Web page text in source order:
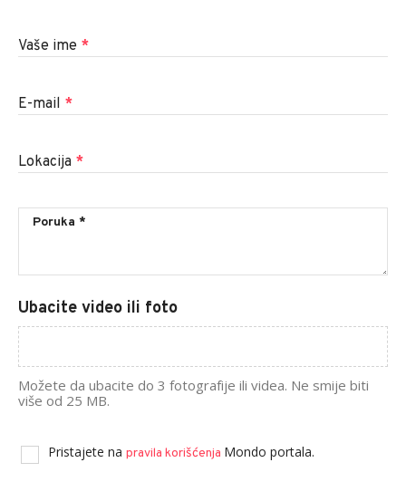
Vaše ime *
E-mail *
Lokacija *
Ubacite video ili foto
Možete da ubacite do 3 fotografije ili videa. Ne smije biti
više od 25 MB.
Pristajete na pravila korišćenja Mondo portala.